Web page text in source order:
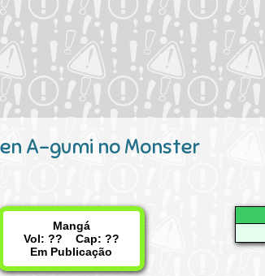
A-gumi no Monster
Mangá
Vol: ?? Cap: ??
Em Publicação